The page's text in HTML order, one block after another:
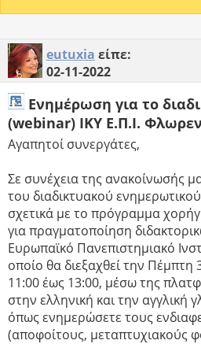
eutuxia είπε:
02-11-2022
Ενημέρωση για το
(webinar) ΙΚΥ Ε.Π.Ι.
Aγαπητοί συνεργάτες,
Σε συνέχεια της ανακοίνωσής
του διαδικτυακού
σχετικά με το πρόγραμμα
για πραγματοποίηση
Ευρωπαϊκό Πανεπιστημιακό
οποίο θα διεξαχθεί την
11:00 έως 13:00, μέσω της
στην ελληνική και την
όπως ενημερώσετε τους
(αποφοίτους, μεταπτυχιακούς